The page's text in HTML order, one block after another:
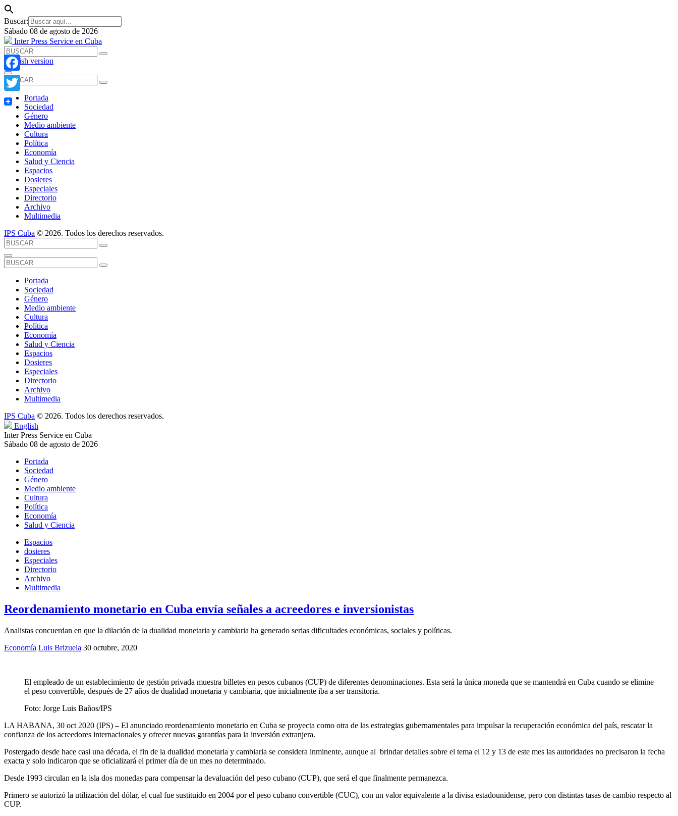
Buscar:
Sábado 08 de agosto de 2026
Inter Press Service en Cuba
English version
Portada
Sociedad
Género
Medio ambiente
Cultura
Política
Economía
Salud y Ciencia
Espacios
Dosieres
Especiales
Directorio
Archivo
Multimedia
IPS Cuba © 2026. Todos los derechos reservados.
Portada
Sociedad
Género
Medio ambiente
Cultura
Política
Economía
Salud y Ciencia
Espacios
Dosieres
Especiales
Directorio
Archivo
Multimedia
IPS Cuba © 2026. Todos los derechos reservados.
English
Inter Press Service en Cuba
Sábado 08 de agosto de 2026
Portada
Sociedad
Género
Medio ambiente
Cultura
Política
Economía
Salud y Ciencia
Espacios
dosieres
Especiales
Directorio
Archivo
Multimedia
Reordenamiento monetario en Cuba envía señales a acreedores e inversionistas
Analistas concuerdan en que la dilación de la dualidad monetaria y cambiaria ha generado serias dificultades económicas, sociales y políticas.
Economía Luis Brizuela 30 octubre, 2020
El empleado de un establecimiento de gestión privada muestra billetes en pesos cubanos (CUP) de diferentes denominaciones. Esta será la única moneda que se mantendrá en Cuba cuando se elimine
el peso convertible, después de 27 años de dualidad monetaria y cambiaria, que inicialmente iba a ser transitoria.
Foto: Jorge Luis Baños/IPS
LA HABANA, 30 oct 2020 (IPS) – El anunciado reordenamiento monetario en Cuba se proyecta como otra de las estrategias gubernamentales para impulsar la recuperación económica del país, rescatar la
confianza de los acreedores internacionales y ofrecer nuevas garantías para la inversión extranjera.
Postergado desde hace casi una década, el fin de la dualidad monetaria y cambiaria se considera inminente, aunque al brindar detalles sobre el tema el 12 y 13 de este mes las autoridades no precisaron la fecha
exacta y solo indicaron que se oficializará el primer día de un mes no determinado.
Desde 1993 circulan en la isla dos monedas para compensar la devaluación del peso cubano (CUP), que será el que finalmente permanezca.
Primero se autorizó la utilización del dólar, el cual fue sustituido en 2004 por el peso cubano convertible (CUC), con un valor equivalente a la divisa estadounidense, pero con distintas tasas de cambio respecto al
CUP.
Facebook
Twitter